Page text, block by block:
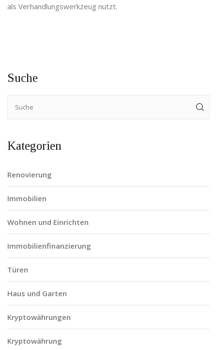
als Verhandlungswerkzeug nutzt.
Suche
Kategorien
Renovierung
Immobilien
Wohnen und Einrichten
Immobilienfinanzierung
Türen
Haus und Garten
Kryptowährungen
Kryptowährung